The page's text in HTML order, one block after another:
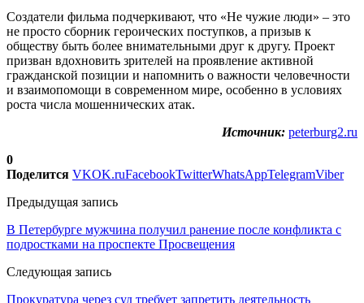
Создатели фильма подчеркивают, что «Не чужие люди» – это
не просто сборник героических поступков, а призыв к
обществу быть более внимательными друг к другу. Проект
призван вдохновить зрителей на проявление активной
гражданской позиции и напомнить о важности человечности
и взаимопомощи в современном мире, особенно в условиях
роста числа мошеннических атак.
Источник: peterburg2.ru
0
Поделится VKOK.ruFacebookTwitterWhatsAppTelegramViber
Предыдущая запись
В Петербурге мужчина получил ранение после конфликта с
подростками на проспекте Просвещения
Следующая запись
Прокуратура через суд требует запретить деятельность